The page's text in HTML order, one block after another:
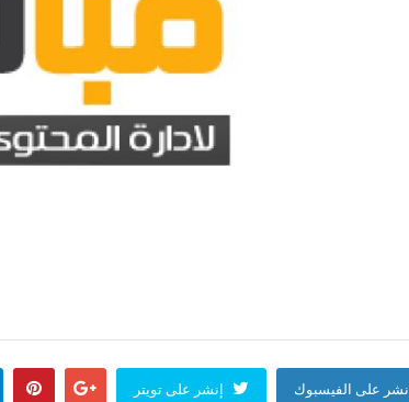
إنشر على الفيسبوك إنشر على تويتر